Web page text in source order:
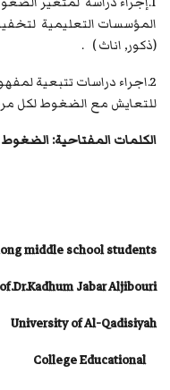
المؤسسات التعليمية
(ذكور, اناث ) .
2.اجراء دراسات تتبعية
للتعايش مع الضغوط لكل
الكلمات المفتاحية: الضغوط
middle school students
Jabar Aljibouri
of Al-Qadisiyah
College Educational College Educational